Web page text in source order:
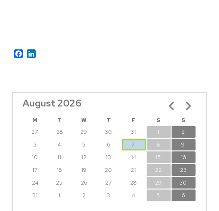
Facebook
August 2026
M T W T F S
S
27
28 29 30 31 1
2
3
4 5 6 7 8
9
10
11 12 13 14 15
16
17
18 19 20 21 22
23
24
25 26 27 28 29
30
31
1 2 3 4 5 6
Pagination